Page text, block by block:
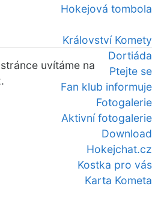
Hokejová tombola
Království Komety
Dortiáda
Ptejte se
Fan klub informuje
Fotogalerie
Aktivní fotogalerie
Download
Hokejchat.cz
Kostka pro vás
Karta Kometa
uvítáme na